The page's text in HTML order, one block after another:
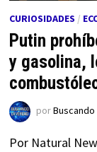
CURIOSIDADES /
Putin
y gasolina,
porBuscando
Por Natural